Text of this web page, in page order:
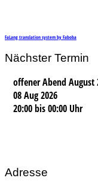
FaLang translation system by Faboba
Nächster Termin
offener Abend
08 Aug 2026
20:00bis00:00 Uhr
Adresse